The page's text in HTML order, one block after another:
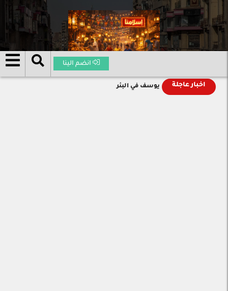
انضم الينا
اخبار عاجلة يوسف في البئر